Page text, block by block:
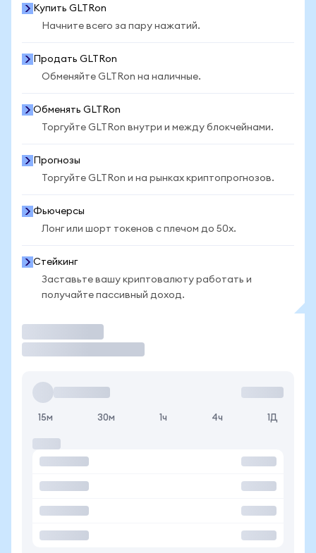
Купить GLTRon
Начните всего за пару нажатий.
Продать GLTRon
Обменяйте GLTRon на наличные.
Обменять GLTRon
Торгуйте GLTRon внутри и между блокчейнами.
Прогнозы
Торгуйте GLTRon и на рынках криптопрогнозов.
Фьючерсы
Лонг или шорт токенов с плечом до 50x.
Стейкинг
Заставьте вашу криптовалюту работать и
получайте пассивный доход.
15м 30м 1ч 4ч 1Д